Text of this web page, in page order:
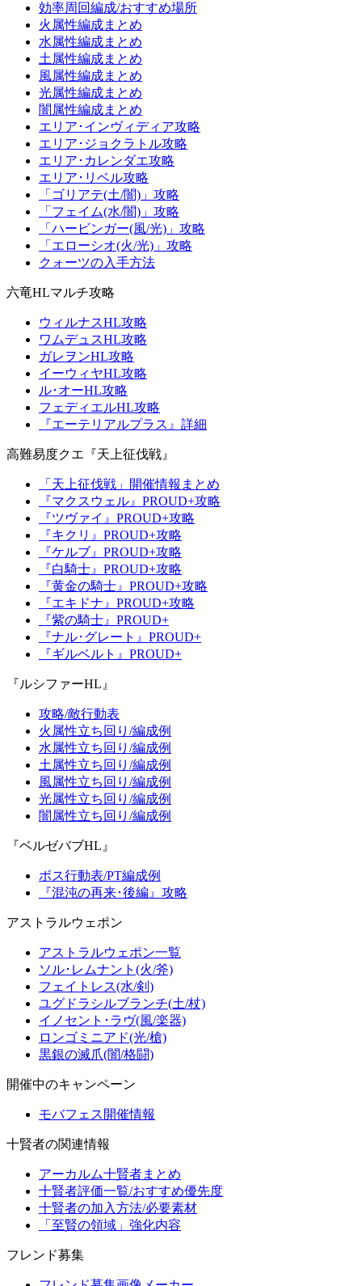
効率周回編成/おすすめ場所
火属性編成まとめ
水属性編成まとめ
土属性編成まとめ
風属性編成まとめ
光属性編成まとめ
闇属性編成まとめ
エリア･インヴィディア攻略
エリア･ジョクラトル攻略
エリア･カレンダエ攻略
エリア･リベル攻略
「ゴリアテ(土/闇)」攻略
「フェイム(水/闇)」攻略
「ハービンガー(風/光)」攻略
「エローシオ(火/光)」攻略
クォーツの入手方法
六竜HLマルチ攻略
ウィルナスHL攻略
ワムデュスHL攻略
ガレヲンHL攻略
イーウィヤHL攻略
ル･オーHL攻略
フェディエルHL攻略
『エーテリアルプラス』詳細
高難易度クエ『天上征伐戦』
「天上征伐戦」開催情報まとめ
『マクスウェル』PROUD+攻略
『ツヴァイ』PROUD+攻略
『キクリ』PROUD+攻略
『ケルブ』PROUD+攻略
『白騎士』PROUD+攻略
『黄金の騎士』PROUD+攻略
『エキドナ』PROUD+攻略
『紫の騎士』PROUD+
『ナル･グレート』PROUD+
『ギルベルト』PROUD+
『ルシファーHL』
攻略/敵行動表
火属性立ち回り/編成例
水属性立ち回り/編成例
土属性立ち回り/編成例
風属性立ち回り/編成例
光属性立ち回り/編成例
闇属性立ち回り/編成例
『ベルゼバブHL』
ボス行動表/PT編成例
『混沌の再来･後編』攻略
アストラルウェポン
アストラルウェポン一覧
ソル･レムナント(火/斧)
フェイトレス(水/剣)
ユグドラシルブランチ(土/杖)
イノセント･ラヴ(風/楽器)
ロンゴミニアド(光/槍)
黒銀の滅爪(闇/格闘)
開催中のキャンペーン
モバフェス開催情報
十賢者の関連情報
アーカルム十賢者まとめ
十賢者評価一覧/おすすめ優先度
十賢者の加入方法/必要素材
「至賢の領域」強化内容
フレンド募集